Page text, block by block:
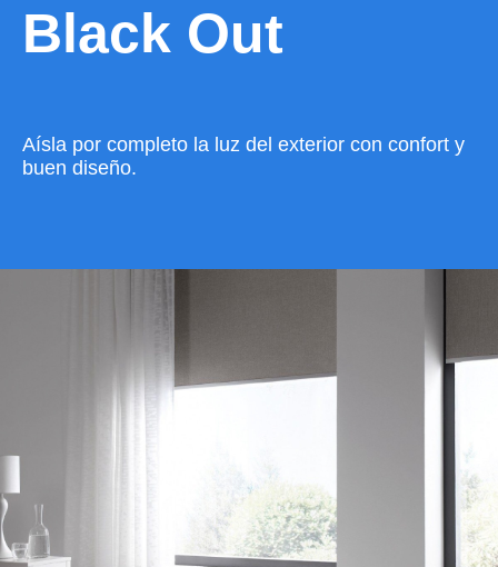
Black Out
Aísla por completo la luz del exterior con confort y
buen diseño.
VER CATÁLOGO